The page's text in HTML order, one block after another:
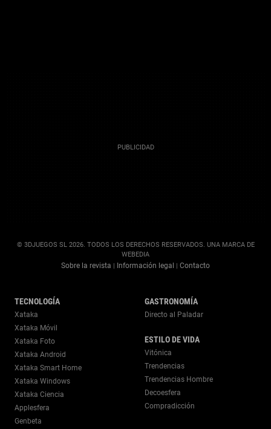
© 3DJUEGOS SL 2026. TODOS LOS DERECHOS RESERVADOS. UNA MARCA DE
WEBEDIA
Sobre la revista | Información legal | Contacto
TECNOLOGÍA
Xataka
Xataka Móvil
Xataka Foto
Xataka Android
Xataka Smart Home
Xataka Windows
Xataka Ciencia
Applesfera
Genbeta
GASTRONOMÍA
Directo al Paladar
ESTILO DE VIDA
Vitónica
Trendencias
Trendencias Hombre
Decoesfera
Compradicción